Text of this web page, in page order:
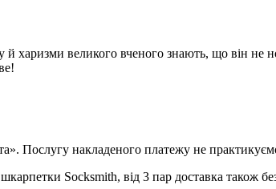
великого вченого знають, що він
Послугу накладеного платежу не
Socksmith, від 3 пар доставка також